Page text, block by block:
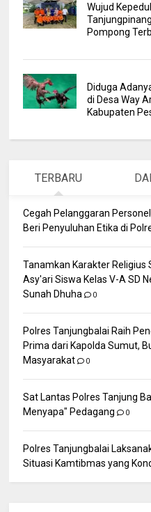
Wujud
Pompong
Diduga
di Desa Way
Kabupaten
TERBARU
Cegah Pelanggaran
Beri Penyuluhan Etika di
Tanamkan Karakter Religius
Asy'ari Siswa Kelas V-A SD
Sunah Dhuha
0
Polres Tanjungbalai Raih
Prima dari Kapolda Sumut,
Masyarakat
0
Sat Lantas Polres Tanjung
Menyapa" Pedagang
0
Polres Tanjungbalai
Situasi Kamtibmas yang